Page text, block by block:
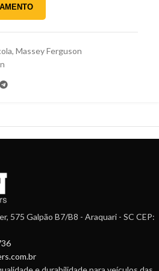
, Massey Ferguson
575 Galpão B7/B8 - Araquari - SC CEP: